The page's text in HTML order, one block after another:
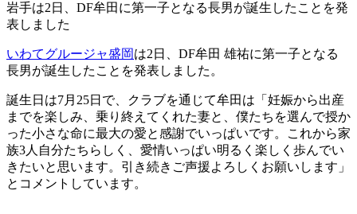
岩手は2日、DF牟田に第一子となる長男が誕生したことを発
表しました
いわてグルージャ盛岡は2日、DF牟田 雄祐に第一子となる
長男が誕生したことを発表しました。
誕生日は7月25日で、クラブを通じて牟田は「妊娠から出産
までを楽しみ、乗り終えてくれた妻と、僕たちを選んで授か
った小さな命に最大の愛と感謝でいっぱいです。これから家
族3人自分たちらしく、愛情いっぱい明るく楽しく歩んでい
きたいと思います。引き続きご声援よろしくお願いします」
とコメントしています。